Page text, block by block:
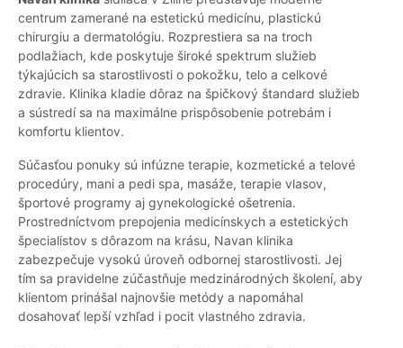
centrum zamerané na estetickú medicínu, plastickú
chirurgiu a dermatológiu. Rozprestiera sa na troch
podlažiach, kde poskytuje široké spektrum služieb
týkajúcich sa starostlivosti o pokožku, telo a celkové
zdravie. Klinika kladie dôraz na špičkový štandard služieb
a sústredí sa na maximálne prispôsobenie potrebám i
komfortu klientov.
Súčasťou ponuky sú infúzne terapie, kozmetické a telové
procedúry, mani a pedi spa, masáže, terapie vlasov,
športové programy aj gynekologické ošetrenia.
Prostredníctvom prepojenia medicínskych a estetických
špecialistov s dôrazom na krásu, Navan klinika
zabezpečuje vysokú úroveň odbornej starostlivosti. Jej
tím sa pravidelne zúčastňuje medzinárodných školení, aby
klientom prinášal najnovšie metódy a napomáhal
dosahovať lepší vzhľad i pocit vlastného zdravia.